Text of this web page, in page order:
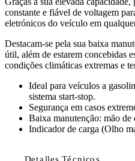
constante e fiável de voltagem
eletrónicos do veículo em
Destacam-se pela sua baixa
útil, além de estarem concebidas
condições climáticas extremas e
Ideal para veículos a
sistema start-stop.
Segurança em casos
Baixa manutenção: mão de
Indicador de carga (Olho